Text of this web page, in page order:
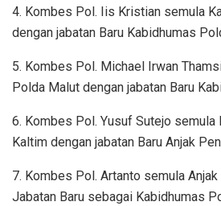
4. Kombes Pol. Iis Kristian semula
dengan jabatan Baru Kabidhumas
5. Kombes Pol. Michael Irwan
Polda Malut dengan jabatan Baru
6. Kombes Pol. Yusuf Sutejo semula
Kaltim dengan jabatan Baru Anjak
7. Kombes Pol. Artanto semula
Jabatan Baru sebagai Kabidhumas